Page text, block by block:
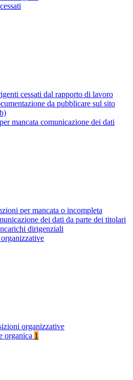
cessati dal rapporto di lavoro
da pubblicare sul sito
mancata comunicazione dei dati
per mancata o incompleta
dei dati da parte dei titolari
dirigenziali
organizzative
organica 1